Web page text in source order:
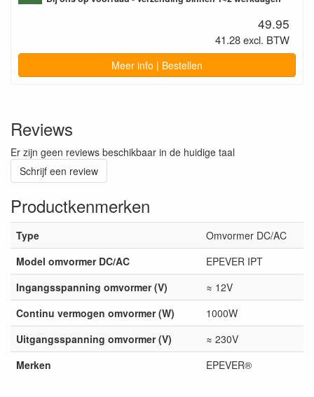
49.95
41.28 excl. BTW
Meer info | Bestellen
Reviews
Er zijn geen reviews beschikbaar in de huidige taal
Schrijf een review
Productkenmerken
Type
Omvormer DC/AC
Model omvormer DC/AC
EPEVER IPT
Ingangsspanning omvormer (V)
≈ 12V
Continu vermogen omvormer (W)
1000W
Uitgangsspanning omvormer (V)
≈ 230V
Merken
EPEVER®